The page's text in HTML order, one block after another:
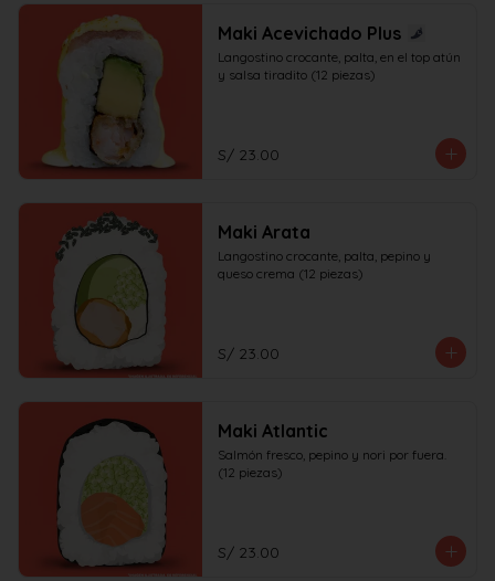
Maki Acevichado Plus
Langostino crocante, palta, en el top atún
y salsa tiradito (12 piezas)
S/ 23.00
Maki Arata
Langostino crocante, palta, pepino y
queso crema (12 piezas)
S/ 23.00
Maki Atlantic
Salmón fresco, pepino y nori por fuera.
(12 piezas)
S/ 23.00